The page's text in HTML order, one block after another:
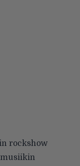
rockshow
musiikin